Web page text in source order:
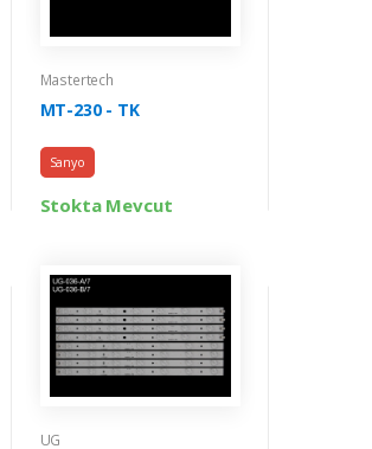
Mastertech
MT-230 - TK
Sanyo
Stokta Mevcut
UG